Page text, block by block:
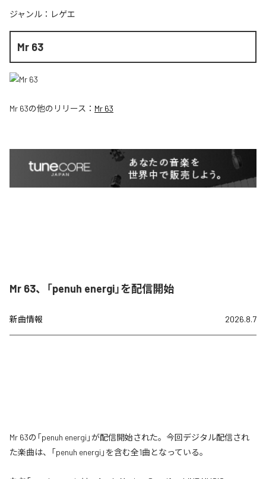
ジャンル： レゲエ
Mr 63
Mr 63の他のリリース： Mr 63
Mr 63、「penuh energi」を配信開始
新曲情報 2026.8.7
Mr 63の「penuh energi」が配信開始された。今回デジタル配信され
た楽曲は、「penuh energi」を含む全1曲となっている。